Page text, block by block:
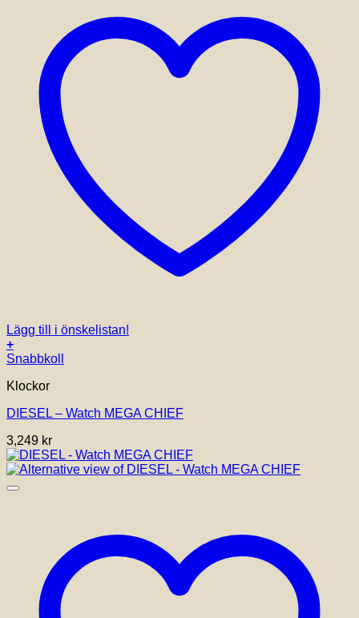
Lägg till i önskelistan!
+
Snabbkoll
Klockor
DIESEL – Watch MEGA CHIEF
3,249 kr